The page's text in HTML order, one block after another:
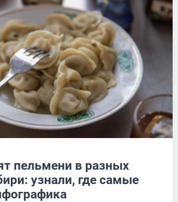
пельмени в разных
узнали, где самые